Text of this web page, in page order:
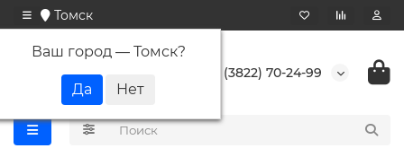
Томск
Ваш город — Томск?
+7 (3822) 70-24-99